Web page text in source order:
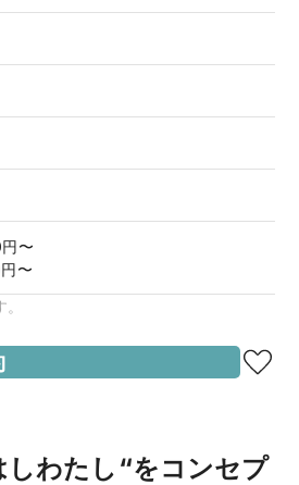
〜
〜
しわたし“をコンセプ